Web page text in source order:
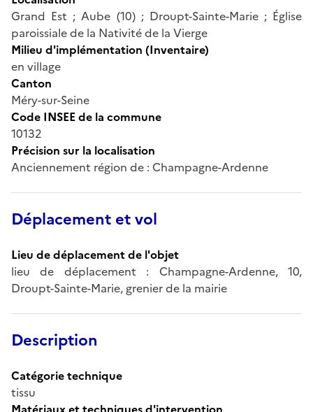
Grand Est ; Aube (10) ; Droupt-Sainte-Marie ; Église
paroissiale de la Nativité de la Vierge
Milieu d'implémentation (Inventaire)
en village
Canton
Méry-sur-Seine
Code INSEE de la commune
10132
Précision sur la localisation
Anciennement région de : Champagne-Ardenne
Déplacement et vol
Lieu de déplacement de l'objet
lieu de déplacement : Champagne-Ardenne, 10,
Droupt-Sainte-Marie, grenier de la mairie
Description
Catégorie technique
tissu